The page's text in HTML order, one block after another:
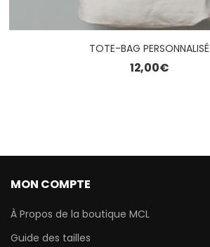
TOTE-BAG PERSONNALISÉ
12,00€
MON COMPTE
À Propos de la boutique MCL
Guide des tailles